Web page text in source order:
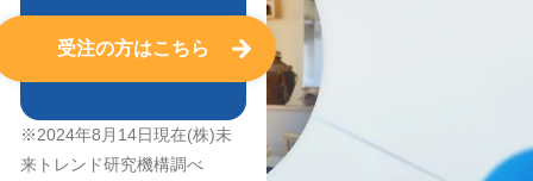
受注の方はこちら
※2024年8月14日現在(株)未
来トレンド研究機構調べ